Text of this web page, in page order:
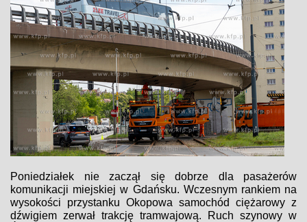
Poniedziałek nie zaczął się dobrze dla pasażerów
komunikacji miejskiej w Gdańsku. Wczesnym rankiem na
wysokości przystanku Okopowa samochód ciężarowy z
dźwigiem zerwał trakcję tramwajową. Ruch szynowy w